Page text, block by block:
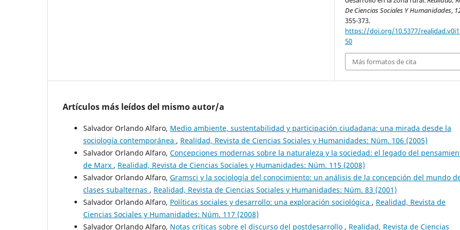
De Ciencias Sociales Y Humanidades,
355-373.
https://doi.org/10.5377/
50
Más formatos de cita
Artículos más leídos del mismo autor/a
Salvador Orlando Alfaro, Medio ambiente, sustentabilidad y participación ciudadana: una mirada desde la
sociología contemporánea , Realidad, Revista de Ciencias Sociales y Humanidades: Núm. 106 (2005)
Salvador Orlando Alfaro, Concepciones modernas sobre la naturaleza y la sociedad: el legado del
de Marx , Realidad, Revista de Ciencias Sociales y Humanidades: Núm. 115 (2008)
Salvador Orlando Alfaro, Gramsci y la sociología del conocimiento: un análisis de la concepción del mundo
clases subalternas , Realidad, Revista de Ciencias Sociales y Humanidades: Núm. 83 (2001)
Salvador Orlando Alfaro, Políticas sociales y desarrollo: una exploración sociológica , Realidad, Revista de
Ciencias Sociales y Humanidades: Núm. 117 (2008)
Salvador Orlando Alfaro, Notas críticas sobre el discurso del postdesarrollo , Realidad, Revista de Ciencias